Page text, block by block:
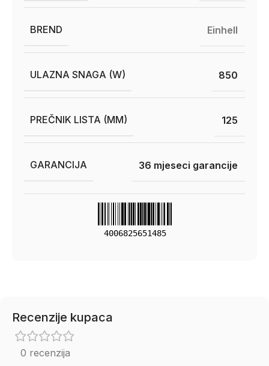
BREND Einhell
ULAZNA SNAGA (W) 850
PREČNIK LISTA (MM) 125
GARANCIJA 36 mjeseci garancije
4006825651485
Recenzije kupaca
0 recenzija